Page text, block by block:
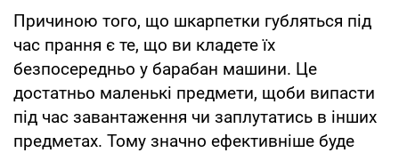
Причиною того, що шкарпетки губляться під
час прання є те, що ви кладете їх
безпосередньо у барабан машини. Це
достатньо маленькі предмети, щоби випасти
під час завантаження чи заплутатись в інших
предметах. Тому значно ефективніше буде